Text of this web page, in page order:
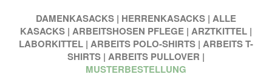
DAMENKASACKS | HERRENKASACKS | ALLE
KASACKS | ARBEITSHOSEN PFLEGE | ARZTKITTEL |
LABORKITTEL | ARBEITS POLO-SHIRTS | ARBEITS T-
SHIRTS | ARBEITS PULLOVER |
MUSTERBESTELLUNG